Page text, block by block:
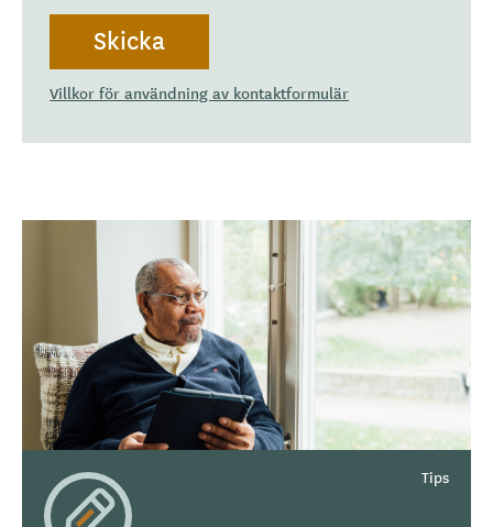
Villkor för användning av kontaktformulär